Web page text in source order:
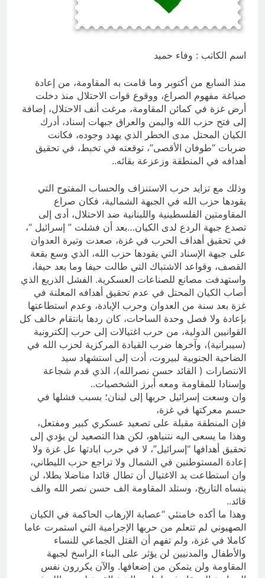
6 ساعات Ago
من كان المستفيد الأكبر من الغزو
اسم الكاتب : وفاء حميد
منذ السابع من أكتوبر وما قامت به المقاومة، من إعادة
صياغة مفهوم الصراع، ووقوع قوات الاحتلال منذ دخلت
أرض غزة في كمائن المقاومة، مرغت أنف الاحتلال، إضافة
إلى فتح حزب الله واليمن والعراق جبهات إسناد، أدرك
الكيان المحتل مدى الخطر الذي يهدد وجوده، فكانت
ضربات “طوفان الأقصى”، توقعته في تخبط، في تحقيق
أهدافه في المنطقة وزعزعة بقائه..
وذلك مع تزايد حرب الاستنزاف والحساب المفتوح التي
يقودها حزب الله في الجبهة الشمالية، فكان صراع
المقاومتين الفلسطينية واللبنانية ضد الاحتلال، أدى إلى
تصدع جبهة الردع لدى الكيان…بعد أن فشلت ” إسرائيل “،
في تحقيق أهداف الحرب في غزة، صعدت وتيرة العدوان
على جبهة الإسناد التي يقودها حزب الله، الذي وسع بقعة
القصف، وقواعد الاشتباك التي طالت حيفا وما بعد حيفا،
واستهدفت مصانع للصناعات العسكرية. الفشل الذريع الذي
أصاب الكيان المحتل في عدم تحقيق أهدافه المعلنة في
غزة بعد سنة من العدوان وحرب الإبادة، وعدم استطاعتها
بإعادة ولا فصل وحدة الساحات، كان ردها بانتقام خالف كل
القوانيين الدولية، من حرب اغتيالات إلى حرب إلكترونية
(سيبرانية)، وآخرها ضرب القيادة المركزية لحزب الله في
الضاحية الجنوبية لبيروت، أدت إلى استشهاد سيد
الانتصارات ( القائد حسن نصرالله)، الذي قدم شجاعة
وإسنادا للمقاومة ومعه أبرز الشخصيات..
وان وسعت إسرائيل حربها إلى لبنان؛ بسبب فشلها في
حسم معركتها في غزة،
فإن المنطقة مقبلة على تصعيد عسكري كبير ومفتعل،
وهذا ما يسعى اليه نتنياهو، لكن هذا التصعيد لن يؤدي إلى
تحقيق أهدافها “إسرائيل”، لا في حرب ابادتها عل غزة ولا
إعادة المستوطنين في الشمال ولا تراجع حزب الليطاني،
وان استطاعت يد الاغتيال أن تطال قائدا مناضلا بطلا، لن
ينساه التاريخ، وستلد المقاومة الف حسن نصر الله والف
قائد..
وهذا ما أكده خامنئي “عصابة الإرهاب الحاكمة في الكيان
الصهيوني لم تتعلم من حربها الإجرامية التي استمرت عاما
كاملا في غزة، ولم تفهم أن القتل الجماعي للنساء
والأطفال والمدنيين لن يؤثر على البناء الراسخ لجبهة
المقاومة ولن يتمكن من إضعافها. والآن يكررون نفس